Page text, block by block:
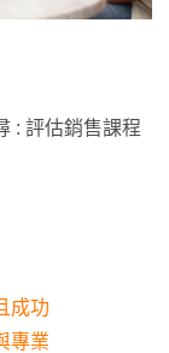
: 評估銷售課程
成功
專業